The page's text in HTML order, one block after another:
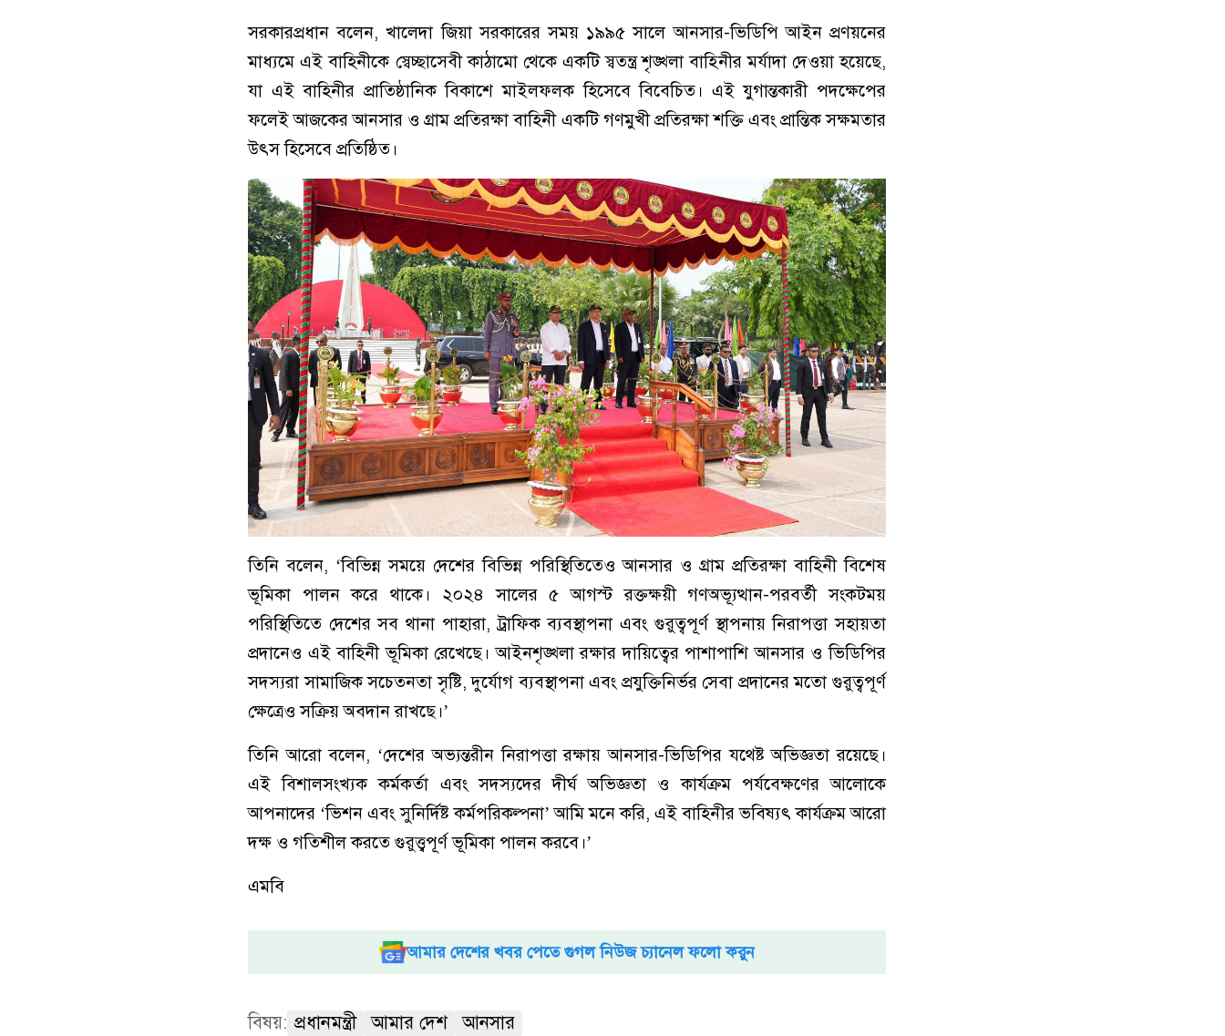
সরকারপ্রধান বলেন, খালেদা জিয়া সরকারের সময় ১৯৯৫ সালে আনসার-ভিডিপি আইন প্রণয়নের
মাধ্যমে এই বাহিনীকে স্বেচ্ছাসেবী কাঠামো থেকে একটি স্বতন্ত্র শৃঙ্খলা বাহিনীর মর্যাদা দেওয়া হয়েছে,
যা এই বাহিনীর প্রাতিষ্ঠানিক বিকাশে মাইলফলক হিসেবে বিবেচিত। এই যুগান্তকারী পদক্ষেপের
ফলেই আজকের আনসার ও গ্রাম প্রতিরক্ষা বাহিনী একটি গণমুখী প্রতিরক্ষা শক্তি এবং প্রান্তিক সক্ষমতার
উৎস হিসেবে প্রতিষ্ঠিত।
তিনি বলেন, ‘বিভিন্ন সময়ে দেশের বিভিন্ন পরিস্থিতিতেও আনসার ও গ্রাম প্রতিরক্ষা বাহিনী বিশেষ
ভূমিকা পালন করে থাকে। ২০২৪ সালের ৫ আগস্ট রক্তক্ষয়ী গণঅভ্যূত্থান-পরবর্তী সংকটময়
পরিস্থিতিতে দেশের সব থানা পাহারা, ট্রাফিক ব্যবস্থাপনা এবং গুরুত্বপূর্ণ স্থাপনায় নিরাপত্তা সহায়তা
প্রদানেও এই বাহিনী ভূমিকা রেখেছে। আইনশৃঙ্খলা রক্ষার দায়িত্বের পাশাপাশি আনসার ও ভিডিপির
সদস্যরা সামাজিক সচেতনতা সৃষ্টি, দুর্যোগ ব্যবস্থাপনা এবং প্রযুক্তিনির্ভর সেবা প্রদানের মতো গুরুত্বপূর্ণ
ক্ষেত্রেও সক্রিয় অবদান রাখছে।’
তিনি আরো বলেন, ‘দেশের অভ্যন্তরীন নিরাপত্তা রক্ষায় আনসার-ভিডিপির যথেষ্ট অভিজ্ঞতা রয়েছে।
এই বিশালসংখ্যক কর্মকর্তা এবং সদস্যদের দীর্ঘ অভিজ্ঞতা ও কার্যক্রম পর্যবেক্ষণের আলোকে
আপনাদের ‘ভিশন এবং সুনির্দিষ্ট কর্মপরিকল্পনা’ আমি মনে করি, এই বাহিনীর ভবিষ্যৎ কার্যক্রম আরো
দক্ষ ও গতিশীল করতে গুরুত্ত্বপূর্ণ ভূমিকা পালন করবে।’
এমবি
আমার দেশের খবর পেতে গুগল নিউজ চ্যানেল ফলো করুন
বিষয়: প্রধানমন্ত্রী আমার দেশ আনসার